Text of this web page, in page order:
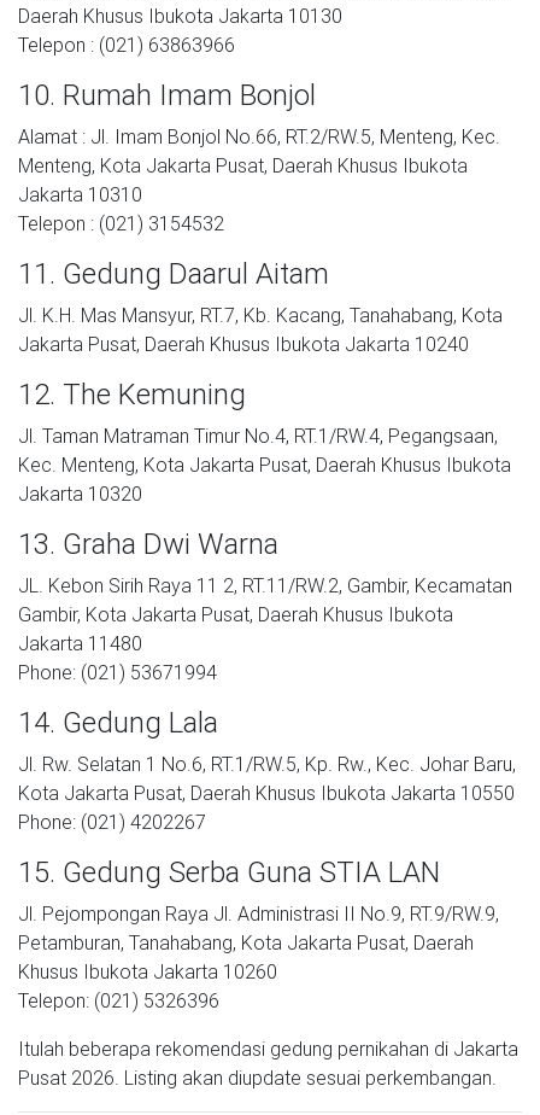
Daerah Khusus Ibukota Jakarta 10130
Telepon : (021) 63863966
10. Rumah Imam Bonjol
Alamat : Jl. Imam Bonjol No.66, RT.2/RW.5, Menteng, Kec.
Menteng, Kota Jakarta Pusat, Daerah Khusus Ibukota
Jakarta 10310
Telepon : (021) 3154532
11. Gedung Daarul Aitam
Jl. K.H. Mas Mansyur, RT.7, Kb. Kacang, Tanahabang, Kota
Jakarta Pusat, Daerah Khusus Ibukota Jakarta 10240
12. The Kemuning
Jl. Taman Matraman Timur No.4, RT.1/RW.4, Pegangsaan,
Kec. Menteng, Kota Jakarta Pusat, Daerah Khusus Ibukota
Jakarta 10320
13. Graha Dwi Warna
JL. Kebon Sirih Raya 11 2, RT.11/RW.2, Gambir, Kecamatan
Gambir, Kota Jakarta Pusat, Daerah Khusus Ibukota
Jakarta 11480
Phone: (021) 53671994
14. Gedung Lala
Jl. Rw. Selatan 1 No.6, RT.1/RW.5, Kp. Rw., Kec. Johar Baru,
Kota Jakarta Pusat, Daerah Khusus Ibukota Jakarta 10550
Phone: (021) 4202267
15. Gedung Serba Guna STIA LAN
Jl. Pejompongan Raya Jl. Administrasi II No.9, RT.9/RW.9,
Petamburan, Tanahabang, Kota Jakarta Pusat, Daerah
Khusus Ibukota Jakarta 10260
Telepon: (021) 5326396
Itulah beberapa rekomendasi gedung pernikahan di Jakarta
Pusat 2026. Listing akan diupdate sesuai perkembangan.